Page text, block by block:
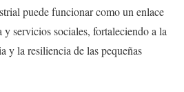
puede funcionar como un enlace
servicios sociales, fortaleciendo a la
y la resiliencia de las pequeñas